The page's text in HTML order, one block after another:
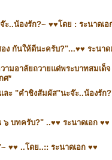
..น้องรัก?~ ♥♥โดย : ระนาดเอ
ง กันให้ดีนะครับ?"...♥♥ ระนาด
ามอาลัยถวายแด่พระบาทสมเด็จ
ศ*
ละ "คำชิงสัมผัส"นะจ๊ะ..น้องรัก
บทครับ?" ..♥♥ ระนาดเอก ♥♥
♥♥ ..โดย..:: ระนาดเอก ♥♥